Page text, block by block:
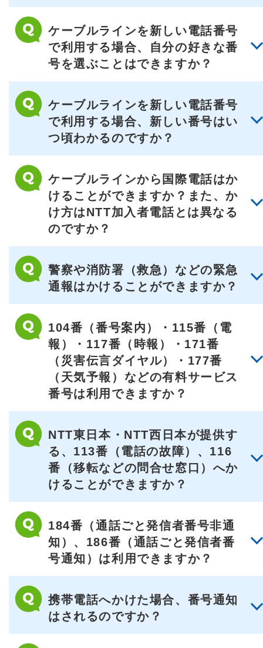
ケーブルラインを新しい電話番号
で利用する場合、自分の好きな番
号を選ぶことはできますか？
ケーブルラインを新しい電話番号
で利用する場合、新しい番号はい
つ頃わかるのですか？
ケーブルラインから国際電話はか
けることができますか？また、か
け方はNTT加入者電話とは異なる
のですか？
警察や消防署（救急）などの緊急
通報はかけることができますか？
104番（番号案内）・115番（電
報）・117番（時報）・171番
（災害伝言ダイヤル）・177番
（天気予報）などの有料サービス
番号は利用できますか？
NTT東日本・NTT西日本が提供す
る、113番（電話の故障）、116
番（移転などの問合せ窓口）へか
けることができますか？
184番（通話ごと発信者番号非通
知）、186番（通話ごと発信者番
号通知）は利用できますか？
携帯電話へかけた場合、番号通知
はされるのですか？